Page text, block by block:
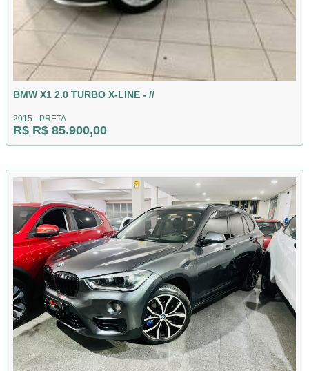
BMW X1 2.0 TURBO X-LINE - //
2015 - PRETA
R$ R$ 85.900,00